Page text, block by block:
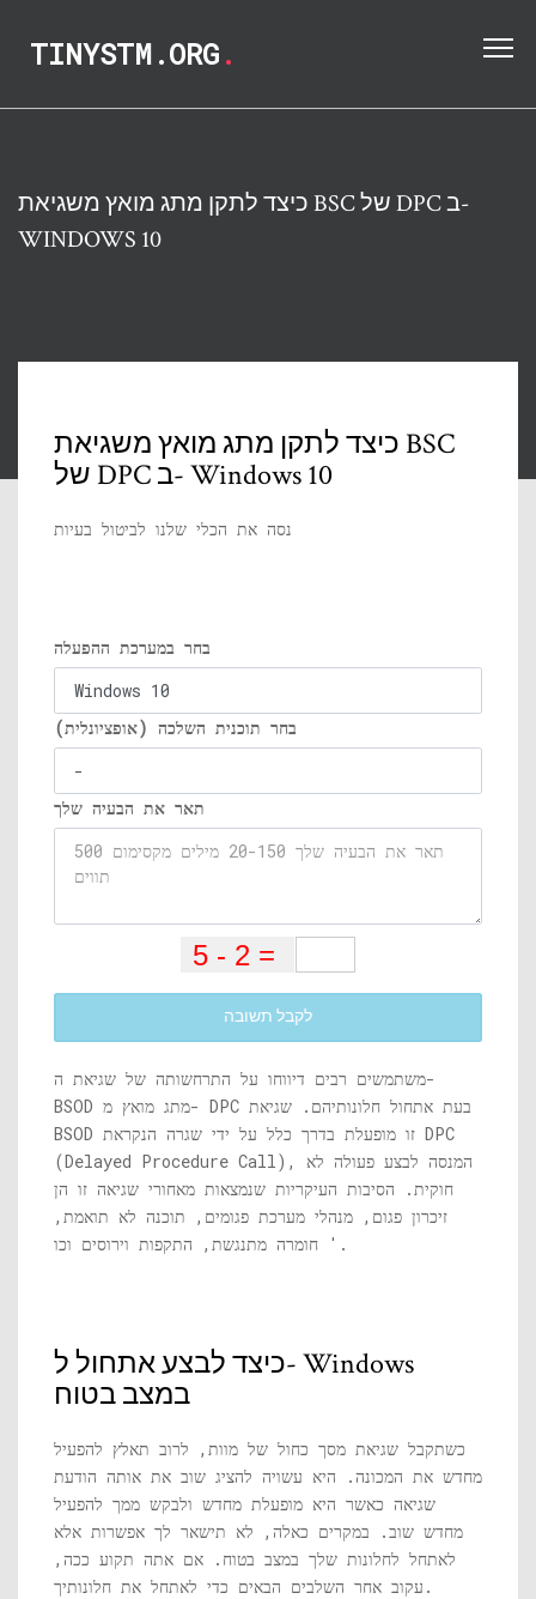
TINYSTM.ORG.
כיצד לתקן מתג מואץ משגיאת BSC של DPC ב-
WINDOWS 10
כיצד לתקן מתג מואץ משגיאת BSC
של DPC ב- Windows 10
נסה את הכלי שלנו לביטול בעיות
בחר במערכת ההפעלה
בחר תוכנית השלכה (אופציונלית)
תאר את הבעיה שלך
לקבל תשובה
משתמשים רבים דיווחו על התרחשותה של שגיאת ה-
BSOD מתג מואץ מ- DPC בעת אתחול חלונותיהם. שגיאת
BSOD זו מופעלת בדרך כלל על ידי שגרה הנקראת DPC
(Delayed Procedure Call), המנסה לבצע פעולה לא
חוקית. הסיבות העיקריות שנמצאות מאחורי שגיאה זו הן
זיכרון פגום, מנהלי מערכת פגומים, תוכנה לא תואמת,
חומרה מתנגשת, התקפות וירוסים וכו '.
כיצד לבצע אתחול ל- Windows
במצב בטוח
כשתקבל שגיאת מסך כחול של מוות, לרוב תאלץ להפעיל
מחדש את המכונה. היא עשויה להציג שוב את אותה הודעת
שגיאה כאשר היא מופעלת מחדש ולבקש ממך להפעיל
מחדש שוב. במקרים כאלה, לא תישאר לך אפשרות אלא
לאתחל לחלונות שלך במצב בטוח. אם אתה תקוע ככה,
עקוב אחר השלבים הבאים כדי לאתחל את חלונותיך.